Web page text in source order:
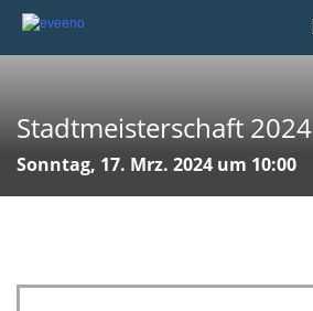
Stadtmeisterschaft 2024
Sonntag, 17. Mrz. 2024 um 10:00